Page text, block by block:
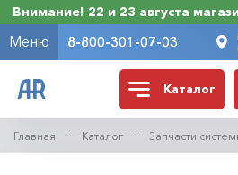
Внимание! 22 и 23 августа
Меню 8-800-301-07-03
Каталог
Главная Каталог Запчасти